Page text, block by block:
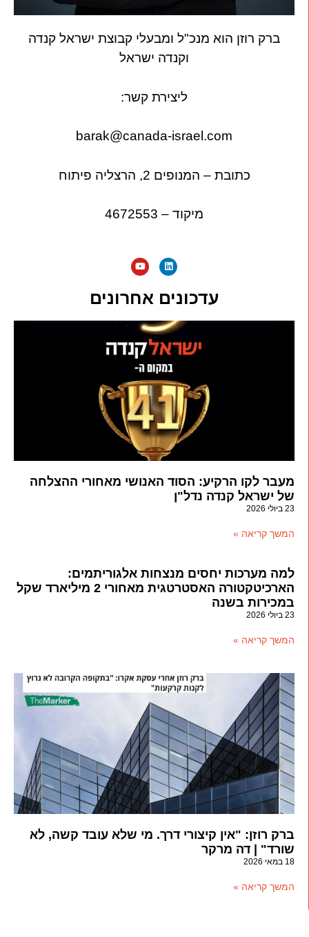
ברק רוזן הוא מנכ"ל ומבעלי קבוצת ישראל קנדה
וקנדה ישראל
ליצירת קשר:
barak@canada-israel.com
כתובת – המנופים 2, הרצליה פיתוח
מיקוד – 4672553
עדכונים אחרונים
מעבר לקו הרקיע: הסוד האנושי מאחורי ההצלחה
של ישראל קנדה נדל"ן
23 ביולי 2026
המשך קריאה »
למה מערכות יחסים מנצחות אלגוריתמים:
הארכיטקטורה האסטרטגית מאחורי 2 מיליארד שקל
במכירות בשנה
23 ביולי 2026
המשך קריאה »
ברק רוזן: "אין קיצורי דרך. מי שלא עובד קשה, לא
שורד" | דה מרקר
18 במאי 2026
המשך קריאה »